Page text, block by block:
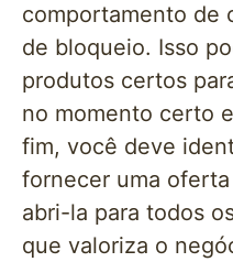
comportamento de
de bloqueio. Isso
produtos certos
no momento certo
fim, você deve
fornecer uma
abri-la para todos
que valoriza o